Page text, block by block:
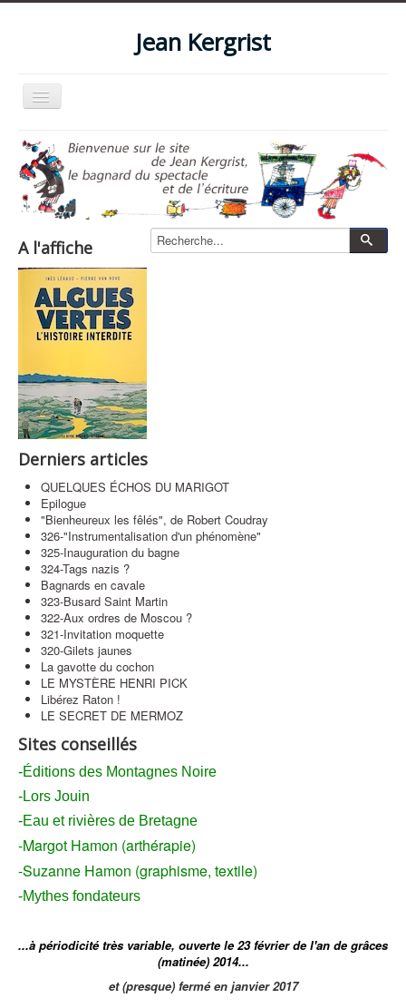
Jean Kergrist
Basculer
la
Accueil
Qui suis-je ?
Le blog
Les spectacles
Les films et vidéos
La boutique
Zone pro
Contact
A l'affiche
Derniers articles
QUELQUES ÉCHOS DU MARIGOT
Epilogue
"Bienheureux les fêlés", de Robert Coudray
326-"Instrumentalisation d'un phénomène"
325-Inauguration du bagne
324-Tags nazis ?
Bagnards en cavale
323-Busard Saint Martin
322-Aux ordres de Moscou ?
321-Invitation moquette
320-Gilets jaunes
La gavotte du cochon
LE MYSTÈRE HENRI PICK
Libérez Raton !
LE SECRET DE MERMOZ
Sites conseillés
-Éditions des Montagnes Noire
-Lors Jouin
-Eau et rivières de Bretagne
-Margot Hamon (arthérapie)
-Suzanne Hamon (graphisme, textile)
-Mythes fondateurs
...à périodicité très variable, ouverte le 23 février de l'an de grâces
(matinée) 2014...
et (presque) fermé en janvier 2017